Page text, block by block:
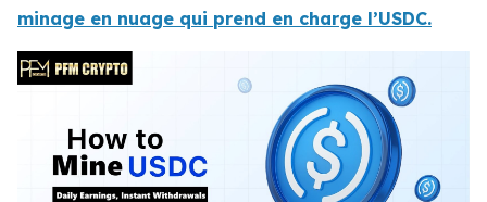
minage en nuage qui prend en charge l’USDC.